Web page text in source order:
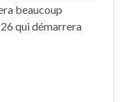
beaucoup
qui démarrera